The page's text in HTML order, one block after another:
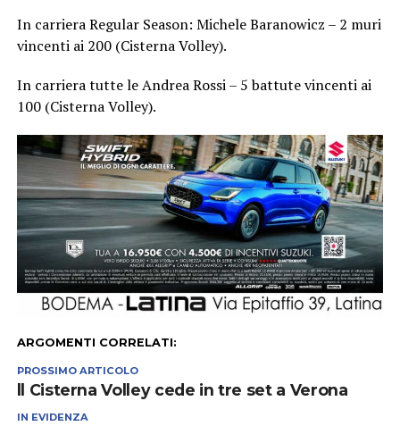
In carriera Regular Season: Michele Baranowicz – 2 muri
vincenti ai 200 (Cisterna Volley).
In carriera tutte le Andrea Rossi – 5 battute vincenti ai
100 (Cisterna Volley).
ARGOMENTI CORRELATI:
PROSSIMO ARTICOLO
ll Cisterna Volley cede in tre set a Verona
IN EVIDENZA